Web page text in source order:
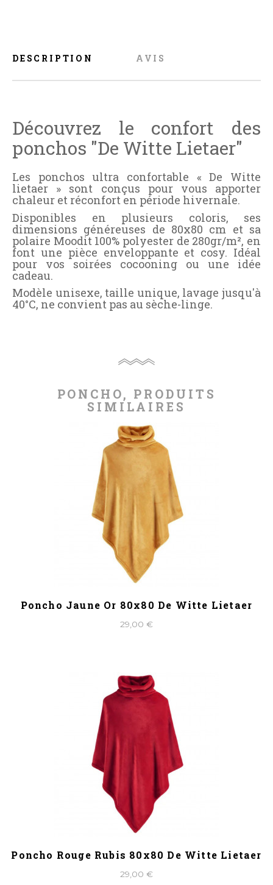
DESCRIPTION AVIS
Découvrez le confort des
ponchos "De Witte Lietaer"
Les ponchos ultra confortable « De Witte
lietaer » sont conçus pour vous apporter
chaleur et réconfort en période hivernale.
Disponibles en plusieurs coloris, ses
dimensions généreuses de 80x80 cm et sa
polaire Moodit 100% polyester de 280gr/m², en
font une pièce enveloppante et cosy. Idéal
pour vos soirées cocooning ou une idée
cadeau.
Modèle unisexe, taille unique, lavage jusqu'à
40°C, ne convient pas au sèche-linge.
PONCHO, PRODUITS
SIMILAIRES
Poncho Jaune Or 80x80 De Witte Lietaer
29,00 €
Poncho Rouge Rubis 80x80 De Witte Lietaer
29,00 €